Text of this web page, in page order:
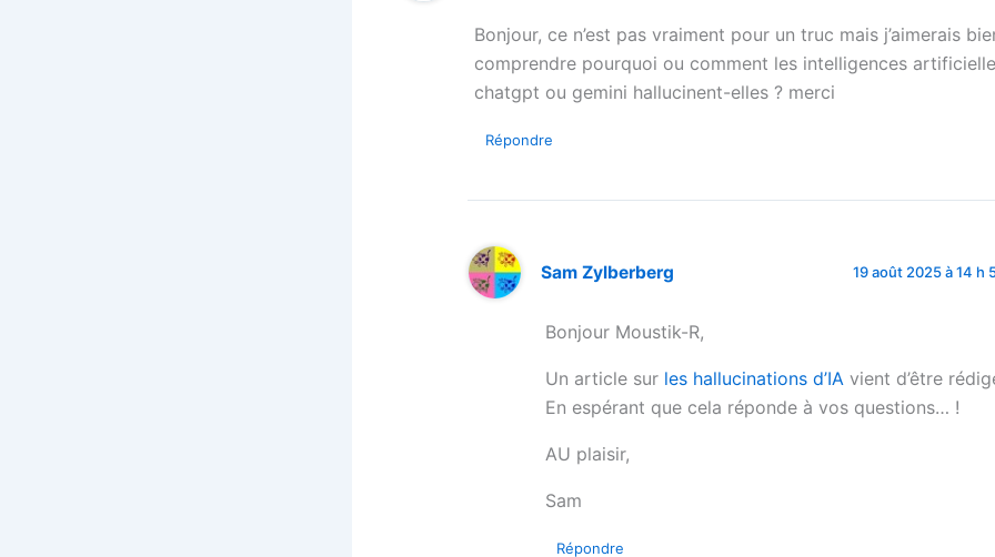
Bonjour, ce n’est pas vraiment pour un truc mais j’aimerais
comprendre pourquoi ou comment les intelligences
chatgpt ou gemini hallucinent-elles ? merci
Répondre
Sam Zylberberg 19 août 2025 à 14 h
Bonjour Moustik-R,
Un article sur les hallucinations d’IA vient d’être
En espérant que cela réponde à vos questions… !
AU plaisir,
Sam
Répondre